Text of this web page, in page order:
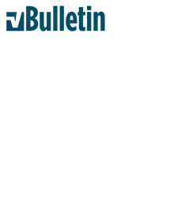
Search Engine Optimization